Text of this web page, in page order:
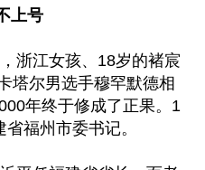
上号
浙江女孩、18岁的褚宸
塔尔男选手穆罕默德相
年终于修成了正果。1
福州市委书记。